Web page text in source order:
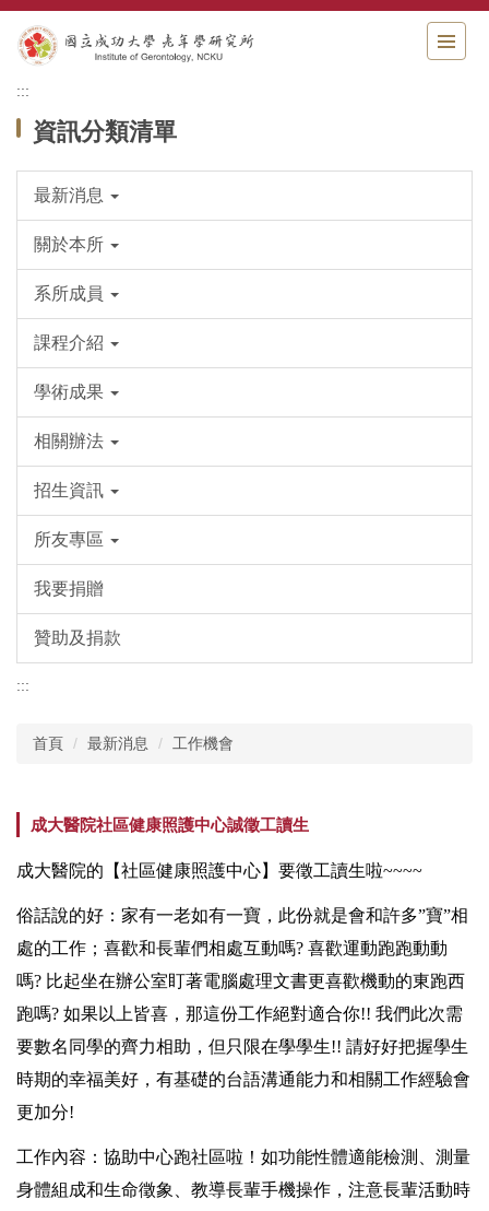
跳
到
主
:::
資訊分類清單
最新消息
關於本所
系所成員
課程介紹
學術成果
相關辦法
招生資訊
所友專區
我要捐贈
贊助及捐款
:::
首頁 最新消息 工作機會
成大醫院社區健康照護中心誠徵工讀生
成大醫院的【社區健康照護中心】要徵工讀生啦~~~~
俗話說的好：家有一老如有一寶，此份就是會和許多”寶”相
處的工作；喜歡和長輩們相處互動嗎? 喜歡運動跑跑動動
嗎? 比起坐在辦公室盯著電腦處理文書更喜歡機動的東跑西
跑嗎? 如果以上皆喜，那這份工作絕對適合你!! 我們此次需
要數名同學的齊力相助，但只限在學學生!! 請好好把握學生
時期的幸福美好， 有基礎的台語溝通能力和相關工作經驗會
更加分!
工作內容：協助中心跑社區啦！如功能性體適能檢測、 測量
身體組成和生命徵象、教導長輩手機操作， 注意長輩活動時